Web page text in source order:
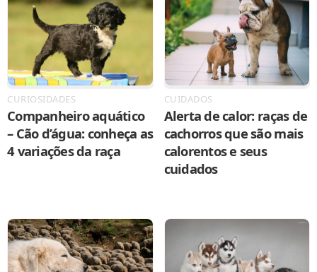
CURIOSIDADES
Companheiro aquático
– Cão d’água: conheça as
4 variações da raça
CUIDADOS
Alerta de calor: raças de
cachorros que são mais
calorentos e seus
cuidados